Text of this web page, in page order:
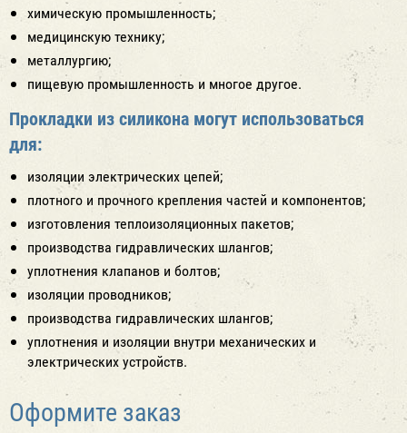
химическую промышленность;
медицинскую технику;
металлургию;
пищевую промышленность и многое другое.
Прокладки из силикона могут использоваться
для:
изоляции электрических цепей;
плотного и прочного крепления частей и компонентов;
изготовления теплоизоляционных пакетов;
производства гидравлических шлангов;
уплотнения клапанов и болтов;
изоляции проводников;
производства гидравлических шлангов;
уплотнения и изоляции внутри механических и
электрических устройств.
Оформите заказ